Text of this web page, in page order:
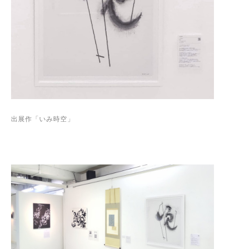
出展作「いみ時空」